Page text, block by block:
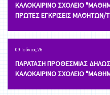
ΚΑΛΟΚΑΙΡΙΝΟ ΣΧΟΛΕΙΟ
ΠΡΩΤΕΣ ΕΓΚΡΙΣΕΙΣ ΜΑΘΗΤΩΝ/
09 Ιούνιος 26
ΠΑΡΑΤΑΣΗ ΠΡΟΘΕΣΜΙΑΣ
ΚΑΛΟΚΑΙΡΙΝΟ ΣΧΟΛΕΙΟ